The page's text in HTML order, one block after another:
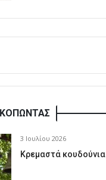
3 Ιουλίου 2026
Κρεμαστά κουδούνια